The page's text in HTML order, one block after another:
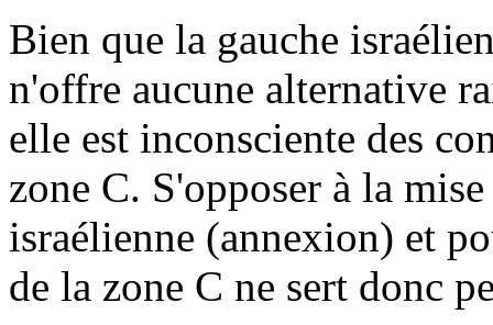
Bien que la gauche
n'offre aucune alternative
elle est inconsciente des
zone C. S'opposer à la
israélienne (annexion) et
de la zone C ne sert donc